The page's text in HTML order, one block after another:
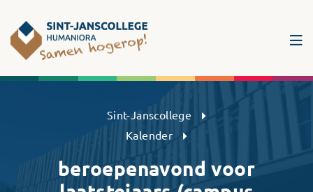
Sint-Janscollege Humaniora
Sint-Janscollege
Kalender
beroepenavond voor